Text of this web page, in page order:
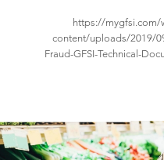
https://mygfsi.com/
content/uploads/2019/
Fraud-GFSI-Technical-